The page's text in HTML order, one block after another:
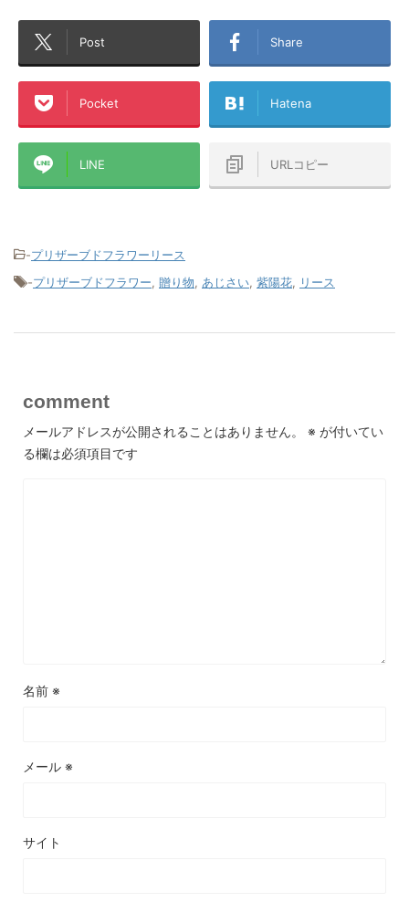
Post Share
Pocket Hatena
LINE URLコピー
-プリザーブドフラワーリース
-プリザーブドフラワー, 贈り物, あじさい, 紫陽花, リース
comment
メールアドレスが公開されることはありません。 ※ が付いてい
る欄は必須項目です
名前 ※
メール ※
サイト